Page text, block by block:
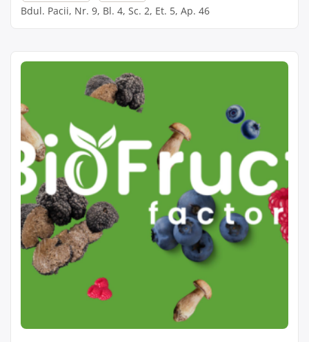
Bdul. Pacii, Nr. 9, Bl. 4, Sc. 2, Et. 5, Ap. 46